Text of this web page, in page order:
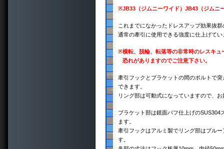
※JB33（ジムニーワイド）JB43（ジムニ
これまでになかったドレスアップ効果抜
通常の牽引に使用できる強度に仕上げてい
※横転、脱輪、転落等の非常時のレスキ
恐れがありますのでご注意下さい。
牽引フックとブラケットの間のボルトで
できます。
リング部は可動式になっていますので、
ブラケット部は鏡面バフ仕上げの
ます。
牽引フックはアルミ製でリング部はブル
す。